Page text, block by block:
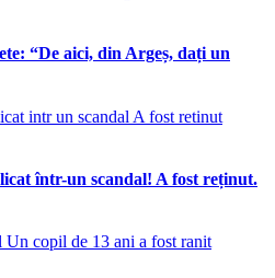
“De aici, din Argeș, dați un
într-un scandal! A fost reținut.